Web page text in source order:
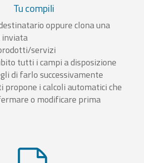
Tu compili
oppure clona una
servizi
tutti i campi a disposizione
di farlo successivamente
propone i calcoli automatici che
o modificare prima